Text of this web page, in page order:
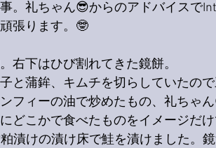
。礼ちゃん😎からのアドバイスで
張ります。🤓
右下はひび割れてきた鏡餅。
と蒲鉾、キムチを切らしていたの
フィーの油で炒めたもの、礼ちゃ
どこかで食べたものをイメージだ
漬けの漬け床で鮭を漬けました。